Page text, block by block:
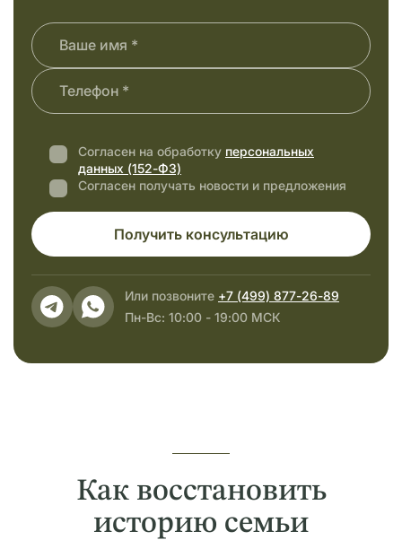
Согласен на обработку персональных
данных (152-ФЗ)
Согласен получать новости и предложения
Получить консультацию
Или позвоните +7 (499) 877-26-89
Пн-Вс: 10:00 - 19:00 МСК
Как восстановить
историю семьи